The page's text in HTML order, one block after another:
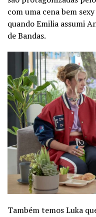
com uma cena bem
quando Emilia assumi
de Bandas.
Também temos Luka